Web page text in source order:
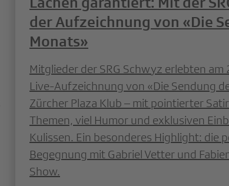
der Aufzeichnung von «Die
Monats»
Mitglieder der SRG Schwyz erlebten
Live-Aufzeichnung von «Die Sendung
Zürcher Plaza Klub – mit pointierter
Themen, viel Humor und exklusiven
Kulissen. Ein besonderes Highlight: die
Begegnung mit Gabriel Vetter und
Show.